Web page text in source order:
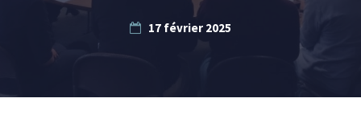
17 février 2025